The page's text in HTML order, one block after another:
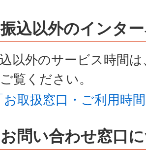
込以外のインタ
以外のサービス時間
覧ください。
お取扱窓口・ご利用時
問い合わせ窓口